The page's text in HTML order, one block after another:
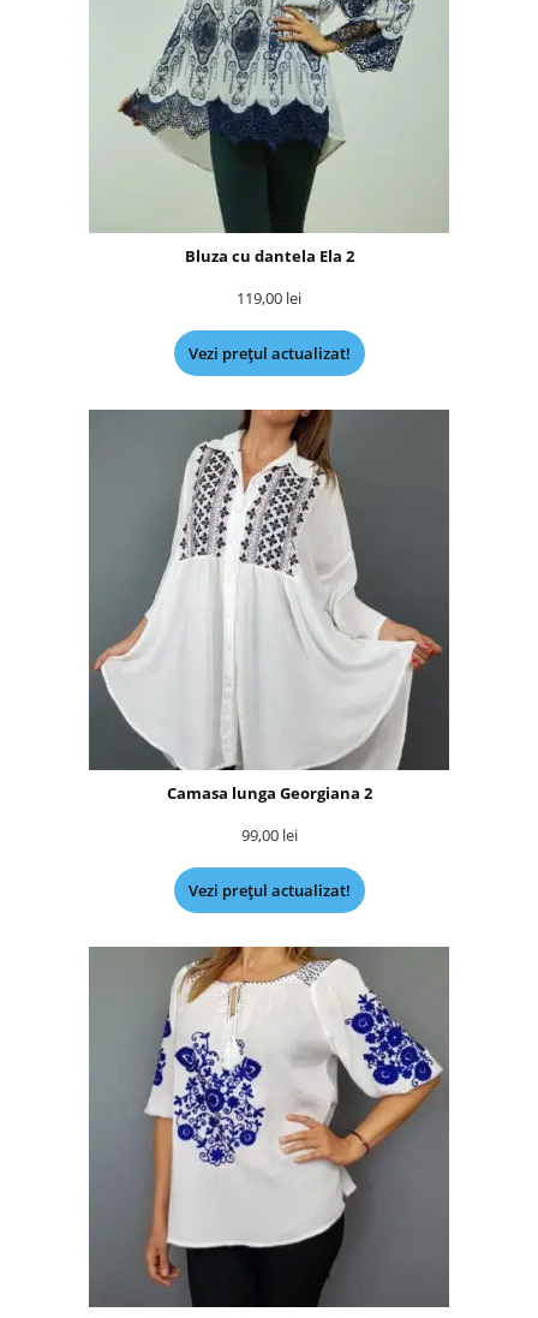
Bluza cu dantela Ela 2
119,00 lei
Vezi prețul actualizat!
Camasa lunga Georgiana 2
99,00 lei
Vezi prețul actualizat!